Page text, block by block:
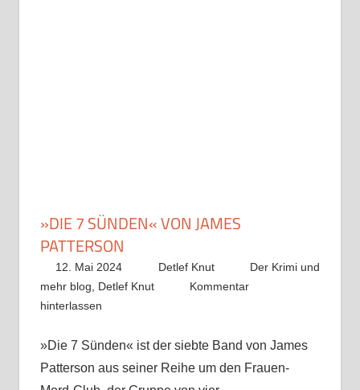
»DIE 7 SÜNDEN« VON JAMES
PATTERSON
12. Mai 2024 Detlef Knut
Der Krimi und
mehr blog
Detlef Knut
Kommentar
hinterlassen
»Die 7 Sünden« ist der siebte Band von James
Patterson aus seiner Reihe um den Frauen-